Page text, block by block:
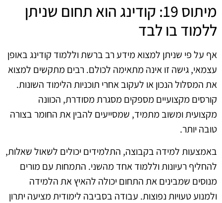
מיתוס 19: קודינג הוא תחום שניתן
ללמוד בו לבד
אף על פי שניתן למצוא מידע רב ברשת וללמוד קודינג באופן
עצמאי, גישה זו אינה מתאימה לכולם. רבים מתקשים למצוא
את המסלול הנכון או לעקוב אחרי תוכניות הלימוד השונות.
קורסים מקצועיים מספקים מסגרת מסודרת, הכוונה
מקצועית ומשוב מתמיד, שמסייעים להבין את החומר בצורה
טובה יותר.
באמצעות למידה בקבוצה, התלמידים יכולים לשאול שאלות,
להחליף רעיונות וללמוד אחד מהשני. התמחות עם מורים
מנוסים שמבינים את התחום יכולה להאיץ את הלמידה
ולמנוע טעויות נפוצות. עבודה בסביבה לימודית מציעה יתרון